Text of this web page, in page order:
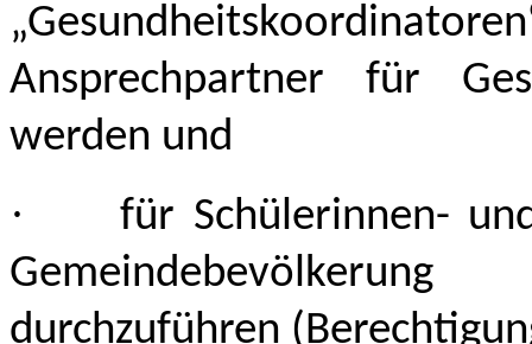
Ansprechpartner für
werden und
·
für Schülerinnen-
durchzuführen